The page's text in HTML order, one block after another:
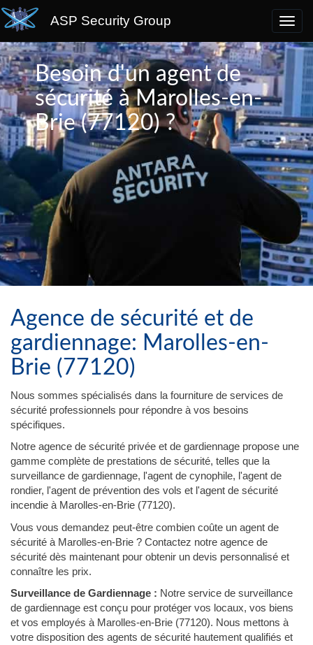
ASP Security Group
Besoin d'un agent de
sécurité à Marolles-en-
Brie (77120) ?
Agence de sécurité et de
gardiennage: Marolles-en-
Brie (77120)
Nous sommes spécialisés dans la fourniture de services de
sécurité professionnels pour répondre à vos besoins
spécifiques.
Notre agence de sécurité privée et de gardiennage propose une
gamme complète de prestations de sécurité, telles que la
surveillance de gardiennage, l'agent de cynophile, l'agent de
rondier, l'agent de prévention des vols et l'agent de sécurité
incendie à Marolles-en-Brie (77120).
Vous vous demandez peut-être combien coûte un agent de
sécurité à Marolles-en-Brie ? Contactez notre agence de
sécurité dès maintenant pour obtenir un devis personnalisé et
connaître les prix.
Surveillance de Gardiennage : Notre service de surveillance
de gardiennage est conçu pour protéger vos locaux, vos biens
et vos employés à Marolles-en-Brie (77120). Nous mettons à
votre disposition des agents de sécurité hautement qualifiés et